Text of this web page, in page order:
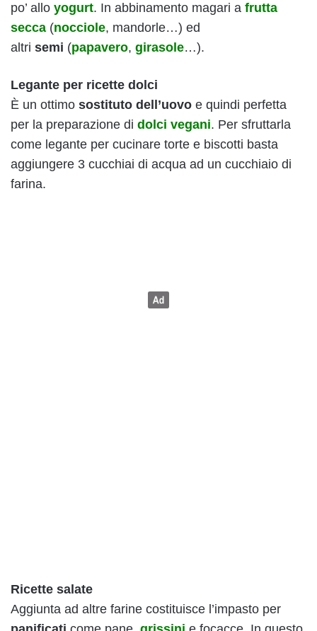
po’ allo yogurt. In abbinamento magari a frutta
secca (nocciole, mandorle…) ed
altri semi (papavero, girasole…).
Legante per ricette dolci
È un ottimo sostituto dell’uovo e quindi perfetta
per la preparazione di dolci vegani. Per sfruttarla
come legante per cucinare torte e biscotti basta
aggiungere 3 cucchiai di acqua ad un cucchiaio di
farina.
Ricette salate
Aggiunta ad altre farine costituisce l’impasto per